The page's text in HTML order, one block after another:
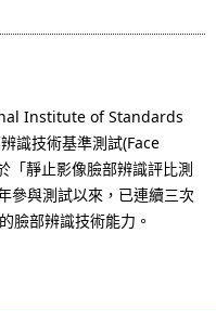
Institute of Standards
識技術基準測試(Face
靜止影像臉部辨識評比測
參與測試以來，已連續三次
臉部辨識技術能力。